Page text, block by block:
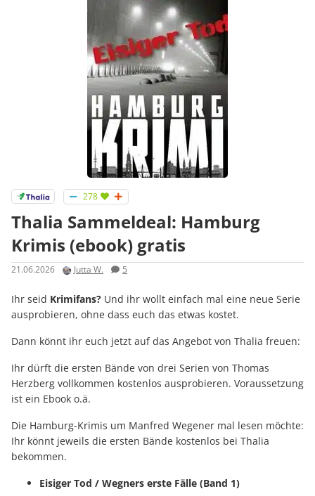
278
Thalia Sammeldeal: Hamburg
Krimis (ebook) gratis
21.06.2026 Jutta W. 5
Ihr seid Krimifans? Und ihr wollt einfach mal eine neue Serie
ausprobieren, ohne dass euch das etwas kostet.
Dann könnt ihr euch jetzt auf das Angebot von Thalia freuen:
Ihr dürft die ersten Bände von drei Serien von Thomas
Herzberg vollkommen kostenlos ausprobieren. Voraussetzung
ist ein Ebook o.ä.
Die Hamburg-Krimis um Manfred Wegener mal lesen möchte:
Ihr könnt jeweils die ersten Bände kostenlos bei Thalia
bekommen.
Eisiger Tod / Wegners erste Fälle (Band 1)